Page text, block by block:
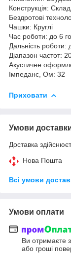
Конструкція:
Бездротові
Чашки: Круглі
Час роботи: до 6
Дальність роботи:
Діапазон частот:
Акустичне
Імпеданс, Ом: 32
Приховати
Умови
Доставка
Нова Пошта
Всі умови
Умови оплати
Ви отримаєте
або гроші